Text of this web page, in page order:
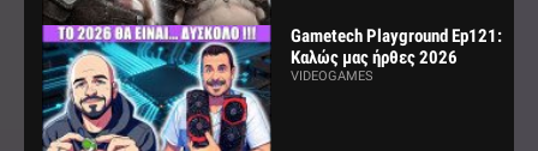
Gametech Playground Ep121:
Καλώς μας ήρθες 2026
VIDEOGAMES